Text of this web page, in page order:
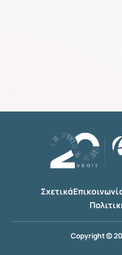
Σχετικά
Copyright ©